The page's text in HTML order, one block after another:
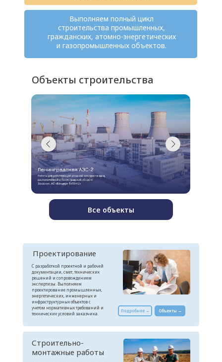
Объекты строительства
Выполняем полный цикл
строительства промышленных,
гражданских, атомно-энергетических
и газопромышленных объектов.
Все объекты
Проектирование
С разработкой проектной и рабочей
документации, смет, технических
решений и сопровождением
экспертизы. Выполняем
проектирование промышленных,
энергетических, инженерных и
инфраструктурных объектов с
учетом нормативных требований и
технических условий заказчика.
Подробнее → Объекты →
Строительно-
монтажные работы